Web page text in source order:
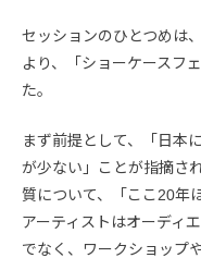
セッションのひとつめは
より、「ショーケースフ
た。
まず前提として、「日本
が少ない」ことが指摘さ
質について、「ここ20年
アーティストはオーディ
でなく、ワークショップ